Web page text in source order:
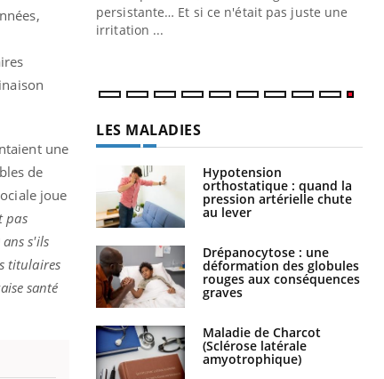
une
de
joue
pas
s'ils
titulaires
santé
au quotidien
persistante… Et si ce n'était pas juste une
irritation ...
LES MALADIES
Hypotension
orthostatique : quand la
pression artérielle chute
au lever
Drépanocytose : une
déformation des globules
rouges aux conséquences
graves
Maladie de Charcot
(Sclérose latérale
amyotrophique)